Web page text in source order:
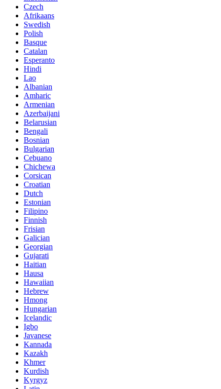
Czech
Afrikaans
Swedish
Polish
Basque
Catalan
Esperanto
Hindi
Lao
Albanian
Amharic
Armenian
Azerbaijani
Belarusian
Bengali
Bosnian
Bulgarian
Cebuano
Chichewa
Corsican
Croatian
Dutch
Estonian
Filipino
Finnish
Frisian
Galician
Georgian
Gujarati
Haitian
Hausa
Hawaiian
Hebrew
Hmong
Hungarian
Icelandic
Igbo
Javanese
Kannada
Kazakh
Khmer
Kurdish
Kyrgyz